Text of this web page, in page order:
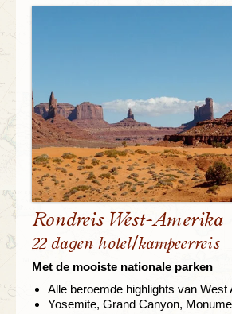
Rondreis West-Amerika
22 dagen hotel/kampeerreis
Met de mooiste nationale parken
Alle beroemde highlights van West
Yosemite, Grand Canyon,